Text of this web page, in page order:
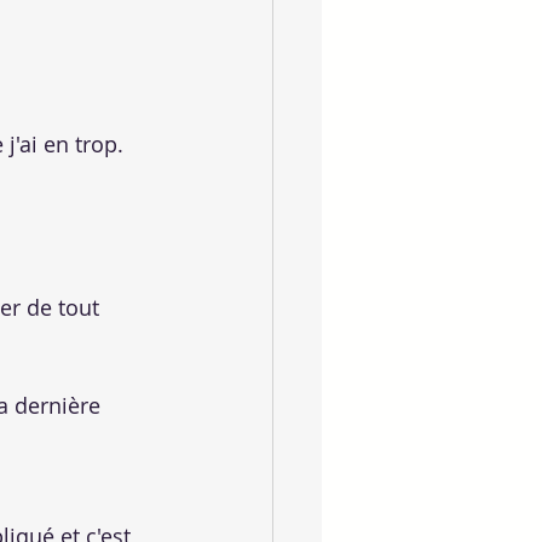
j'ai en trop.
de tout
dernière
et c'est